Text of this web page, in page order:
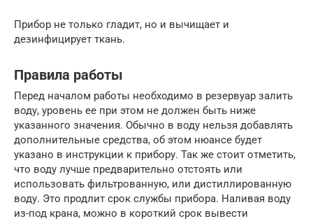
Прибор не только гладит, но и вычищает и
дезинфицирует ткань.
Правила работы
Перед началом работы необходимо в резервуар залить
воду, уровень ее при этом не должен быть ниже
указанного значения. Обычно в воду нельзя добавлять
дополнительные средства, об этом нюансе будет
указано в инструкции к прибору. Так же стоит отметить,
что воду лучше предварительно отстоять или
использовать фильтрованную, или дистиллированную
воду. Это продлит срок службы прибора. Наливая воду
из-под крана, можно в короткий срок вывести